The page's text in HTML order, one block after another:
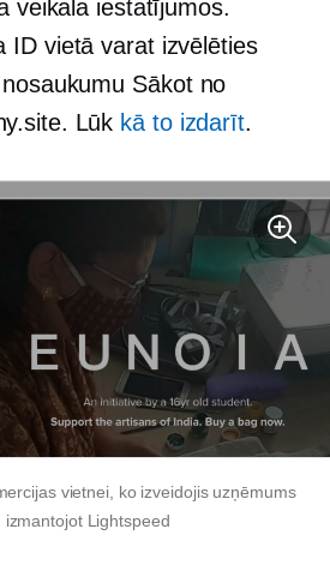
veikala iestatījumos.
ID vietā varat izvēlēties
Sākot no
Lūk kā to izdarīt.
vietnei, ko izveidojis uzņēmums
izmantojot Lightspeed